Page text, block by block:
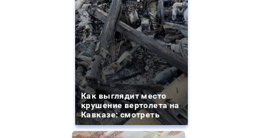
Как выглядит место
крушение вертолета на
Кавказе: смотреть